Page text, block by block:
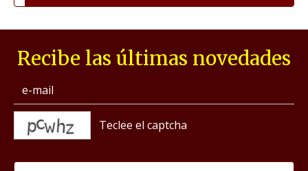
Recibe las últimas novedades